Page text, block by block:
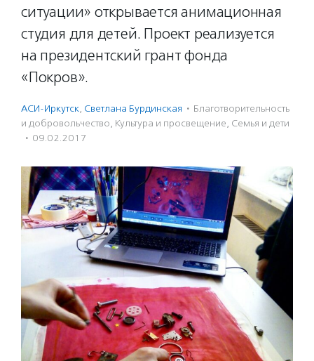
ситуации» открывается анимационная
студия для детей. Проект реализуется
на президентский грант фонда
«Покров».
АСИ-Иркутск, Светлана Бурдинская · Благотвори­тель­ность
и доброволь­чест­во, Культура и просвещение, Семья и дети
· 09.02.2017